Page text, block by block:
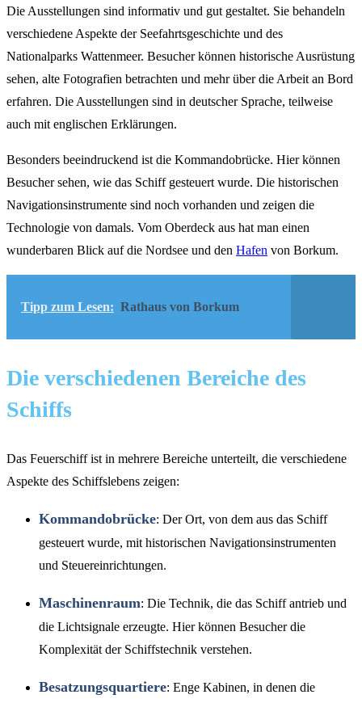
Die Ausstellungen sind informativ und gut gestaltet. Sie behandeln
verschiedene Aspekte der Seefahrtsgeschichte und des
Nationalparks Wattenmeer. Besucher können historische Ausrüstung
sehen, alte Fotografien betrachten und mehr über die Arbeit an Bord
erfahren. Die Ausstellungen sind in deutscher Sprache, teilweise
auch mit englischen Erklärungen.
Besonders beeindruckend ist die Kommandobrücke. Hier können
Besucher sehen, wie das Schiff gesteuert wurde. Die historischen
Navigationsinstrumente sind noch vorhanden und zeigen die
Technologie von damals. Vom Oberdeck aus hat man einen
wunderbaren Blick auf die Nordsee und den Hafen von Borkum.
Tipp zum Lesen: Rathaus von Borkum
Die verschiedenen Bereiche des
Schiffs
Das Feuerschiff ist in mehrere Bereiche unterteilt, die verschiedene
Aspekte des Schiffslebens zeigen:
Kommandobrücke: Der Ort, von dem aus das Schiff
gesteuert wurde, mit historischen Navigationsinstrumenten
und Steuereinrichtungen.
Maschinenraum: Die Technik, die das Schiff antrieb und
die Lichtsignale erzeugte. Hier können Besucher die
Komplexität der Schiffstechnik verstehen.
Besatzungsquartiere: Enge Kabinen, in denen die